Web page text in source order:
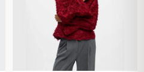
599.95 kr.